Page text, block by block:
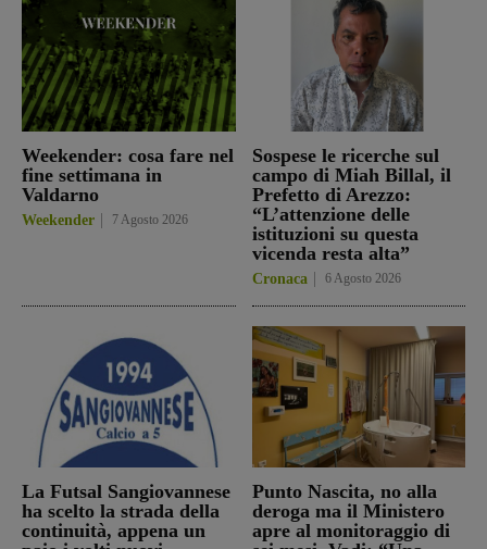
Weekender: cosa fare nel
fine settimana in
Valdarno
Weekender 7 Agosto 2026
Sospese le ricerche sul
campo di Miah Billal, il
Prefetto di Arezzo:
“L’attenzione delle
istituzioni su questa
vicenda resta alta”
Cronaca 6 Agosto 2026
La Futsal Sangiovannese
ha scelto la strada della
continuità, appena un
Punto Nascita, no alla
deroga ma il Ministero
apre al monitoraggio di